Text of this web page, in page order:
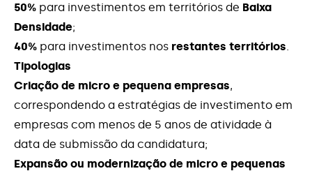
I&D&I Empresarial- Operações em
Copromoção
Inovação Produtiva - Territórios de Baixa
Densidade
Inovação Produtiva 2026
Internacionalização
50% para investimentos em territórios de Baixa
Densidade;
40% para investimentos nos restantes territórios.
Tipologias
Criação de micro e pequena empresas,
correspondendo a estratégias de investimento em
empresas com menos de 5 anos de atividade à
data de submissão da candidatura;
Expansão ou modernização de micro e pequenas